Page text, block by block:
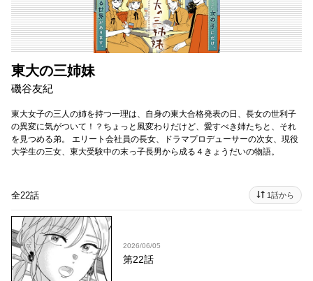
東大の三姉妹
磯谷友紀
東大女子の三人の姉を持つ一理は、自身の東大合格発表の日、長女の世利子
の異変に気がついて！？ちょっと風変わりだけど、愛すべき姉たちと、それ
を見つめる弟。 エリート会社員の長女、ドラマプロデューサーの次女、現役
大学生の三女、東大受験中の末っ子長男から成る４きょうだいの物語。
全22話 1話から
2026/06/05
第22話